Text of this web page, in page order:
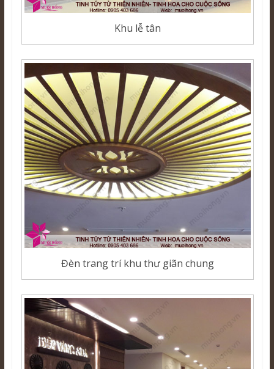
Khu lễ tân
Đèn trang trí khu thư giãn chung